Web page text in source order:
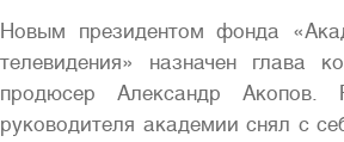
Новым президентом фонда
телевидения» назначен глава
продюсер Александр Акопов.
руководителя академии снял с